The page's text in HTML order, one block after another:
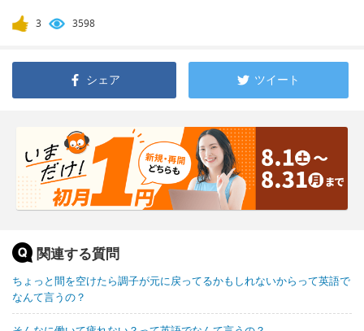
3 3598
シェア ツイート
関連する質問
ちょっと間を空けたら調子が元に戻ってるかもしれないからって英語で
なんて言うの？